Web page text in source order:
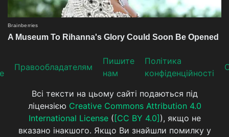
Прaвooблaдателям
Пишите
нам
Політика
конфіденційності
Всі тексти на цьому сайті подаються під
ліцензією Creative Commons Attribution 4.0
International License( [CC BY 4.0] ), якщо не
вказано інакшого. Якщо Ви знайшли помилку у